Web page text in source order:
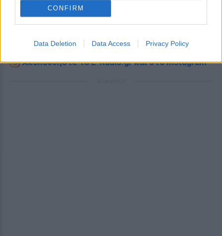
CONFIRM
Data Deletion Data Access Privacy Policy
και μάθετε πρώτοι
Για ακόμη περισσότερανέα, μπείτε στηνροή
ειδήσεων του E-Daily.gr
Ακολουθήστε το E-Radio.gr και στο Instagram